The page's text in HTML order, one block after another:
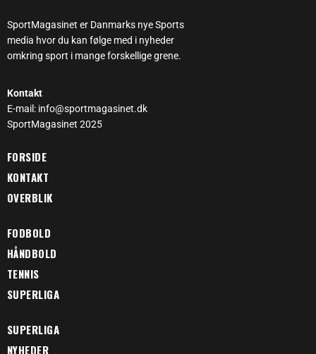
SportMagasinet er Danmarks nye Sports
media hvor du kan følge med i nyheder
omkring sport i mange forskellige grene.
Kontakt
E-mail: info@sportmagasinet.dk
SportMagasinet 2025
FORSIDE
KONTAKT
OVERBLIK
FODBOLD
HÅNDBOLD
TENNIS
SUPERLIGA
SUPERLIGA
NYHEDER